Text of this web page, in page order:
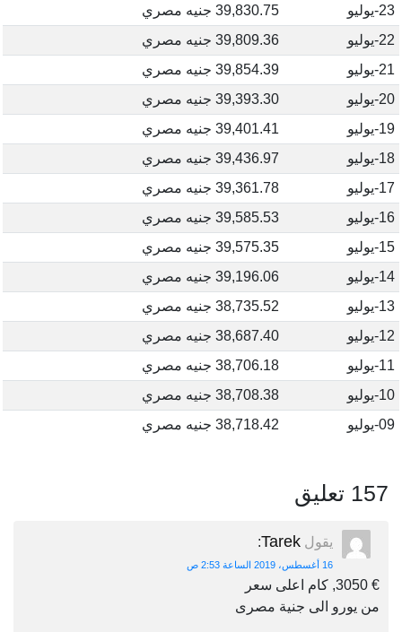
23-يوليو
39,830.75 جنيه مصري
22-يوليو
39,809.36 جنيه مصري
21-يوليو
39,854.39 جنيه مصري
20-يوليو
39,393.30 جنيه مصري
19-يوليو
39,401.41 جنيه مصري
18-يوليو
39,436.97 جنيه مصري
17-يوليو
39,361.78 جنيه مصري
16-يوليو
39,585.53 جنيه مصري
15-يوليو
39,575.35 جنيه مصري
14-يوليو
39,196.06 جنيه مصري
13-يوليو
38,735.52 جنيه مصري
12-يوليو
38,687.40 جنيه مصري
11-يوليو
38,706.18 جنيه مصري
10-يوليو
38,708.38 جنيه مصري
09-يوليو
38,718.42 جنيه مصري
157 تعليق
يقول Tarek
:
16 أغسطس، 2019 الساعة 2:53 ص
€ 3050, كام اعلى سعر
من يورو الى جنية مصرى